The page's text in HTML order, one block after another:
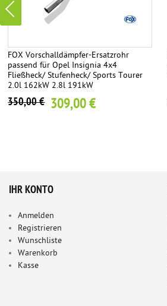
FOX Vorschalldämpfer-Ersatzrohr
passend für Opel Insignia 4x4
Fließheck/ Stufenheck/ Sports Tourer
2.0l 162kW 2.8l 191kW
350,00 € 309,00 €
IHR KONTO
Anmelden
Registrieren
Wunschliste
Warenkorb
Kasse